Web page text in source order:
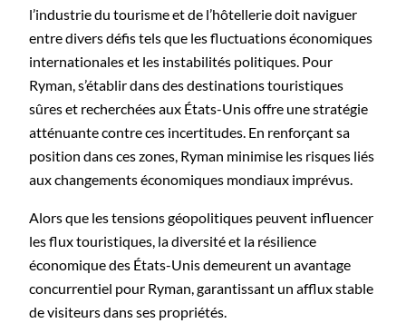
l’industrie du tourisme et de l’hôtellerie doit naviguer
entre divers défis tels que les fluctuations économiques
internationales et les instabilités politiques. Pour
Ryman, s’établir dans des destinations touristiques
sûres et recherchées aux États-Unis offre une stratégie
atténuante contre ces incertitudes. En renforçant sa
position dans ces zones, Ryman minimise les risques liés
aux changements économiques mondiaux imprévus.
Alors que les tensions géopolitiques peuvent influencer
les flux touristiques, la diversité et la résilience
économique des États-Unis demeurent un avantage
concurrentiel pour Ryman, garantissant un afflux stable
de visiteurs dans ses propriétés.